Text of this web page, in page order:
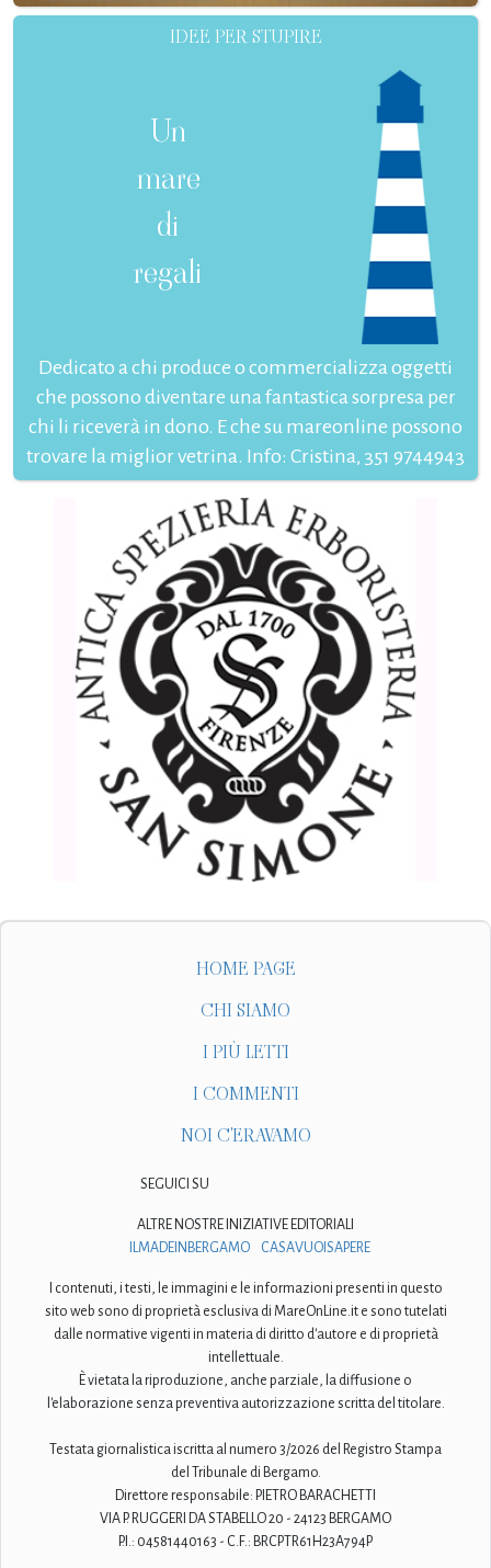
IDEE PER STUPIRE
Un
mare
di
regali
Dedicato a chi produce o commercializza oggetti
che possono diventare una fantastica sorpresa per
chi li riceverà in dono. E che su mareonline possono
trovare la miglior vetrina. Info: Cristina, 351 9744943
HOME PAGE
CHI SIAMO
I PIÙ LETTI
I COMMENTI
NOI C'ERAVAMO
SEGUICI SU
ALTRE NOSTRE INIZIATIVE EDITORIALI
ILMADEINBERGAMO
CASAVUOISAPERE
I contenuti, i testi, le immagini e le informazioni presenti in questo
sito web sono di proprietà esclusiva di MareOnLine.it e sono tutelati
dalle normative vigenti in materia di diritto d'autore e di proprietà
intellettuale.
È vietata la riproduzione, anche parziale, la diffusione o
l'elaborazione senza preventiva autorizzazione scritta del titolare.
Testata giornalistica iscritta al numero 3/2026 del Registro Stampa
del Tribunale di Bergamo.
Direttore responsabile: PIETRO BARACHETTI
VIA P. RUGGERI DA STABELLO 20 - 24123 BERGAMO
P.I.: 04581440163 - C.F.: BRCPTR61H23A794P